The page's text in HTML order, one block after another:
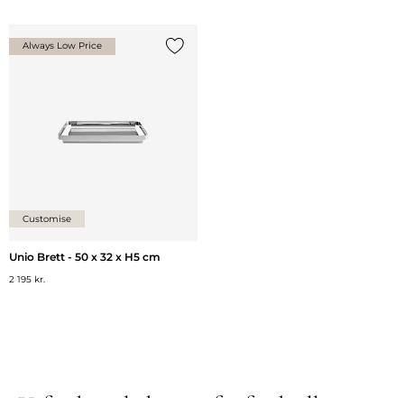
Always Low Price
Customise
Unio Brett - 50 x 32 x H5 cm
2 195 kr.